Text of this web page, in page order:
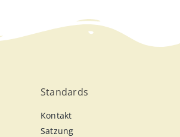
Standards
Kontakt
Satzung